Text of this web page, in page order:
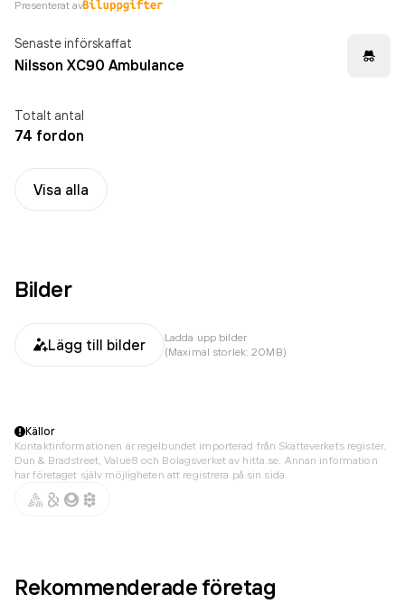
Presenterat av
Senaste införskaffat
Nilsson XC90 Ambulance
Totalt antal
74 fordon
Visa alla
Bilder
Lägg till bilder
Ladda upp bilder
(Maximal storlek: 20MB)
Källor
Kontaktinformationen är regelbundet importerad från Skatteverkets register,
Dun & Bradstreet, Value8 och Bolagsverket av hitta.se. Annan information
har företaget själv möjligheten att registrera på sin sida.
Rekommenderade företag